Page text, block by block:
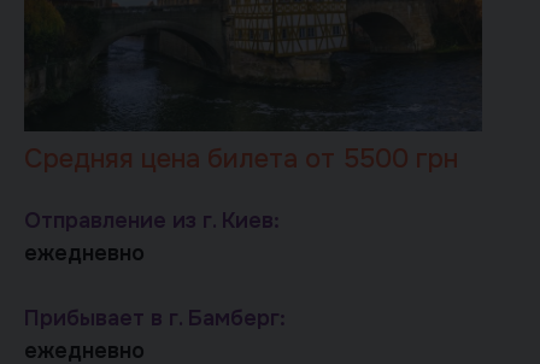
Средняя цена билета от 5500 грн
Отправление из г. Киев:
ежедневно
Прибывает в г. Бамберг:
ежедневно